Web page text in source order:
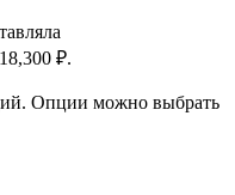
₽.
Опции можно выбрать